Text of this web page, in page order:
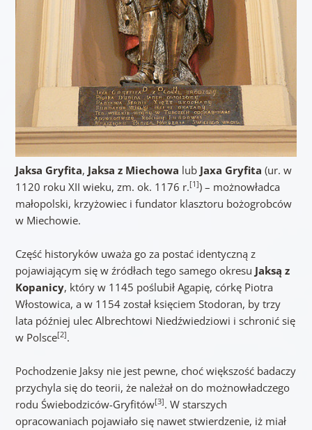
Jaksa Gryfita, Jaksa z Miechowa lub Jaxa Gryfita (ur. w
1120 roku XII wieku, zm. ok. 1176 r.[1]) – możnowładca
małopolski, krzyżowiec i fundator klasztoru bożogrobców
w Miechowie.
Część historyków uważa go za postać identyczną z
pojawiającym się w źródłach tego samego okresu Jaksą z
Kopanicy, który w 1145 poślubił Agapię, córkę Piotra
Włostowica, a w 1154 został księciem Stodoran, by trzy
lata później ulec Albrechtowi Niedźwiedziowi i schronić się
w Polsce[2].
Pochodzenie Jaksy nie jest pewne, choć większość badaczy
przychyla się do teorii, że należał on do możnowładczego
rodu Świebodziców-Gryfitów[3]. W starszych
opracowaniach pojawiało się nawet stwierdzenie, iż miał